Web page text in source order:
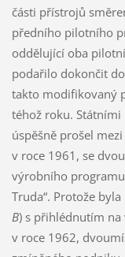
části přístrojů
předního pilotního
oddělující oba
podařilo dokončit
takto modifikovaný
téhož roku.
úspěšně prošel
v roce 1961, se
výrobního
Truda“. Protože
B) s přihlédnutím
v roce 1962,